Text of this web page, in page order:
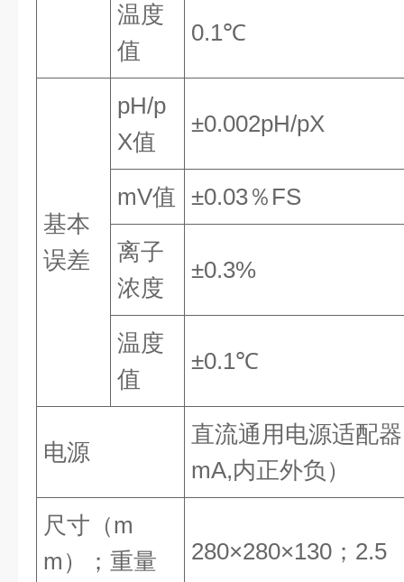
温度
值
0.1℃
基本
误差
pH/p
X值
±0.002pH/pX
mV值 ±0.03％FS
离子
浓度
±0.3%
温度
值
±0.1℃
电源
直流通用电源适配
mA,内正外负）
尺寸（m
m）；重量
280×280×130；2.5